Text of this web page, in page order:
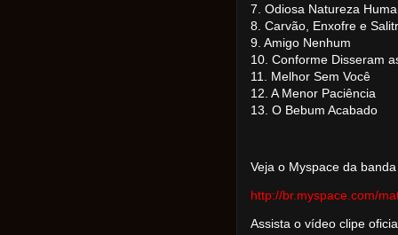
7. Odiosa Natureza
8. Carvão, Enxofre e
9. Amigo Nenhum
10. Conforme Disseram
11. Melhor Sem Você
12. A Menor Paciência
13. O Bebum Acabado
Veja o Myspace da banda
http://br.myspace.com/
Assista o vídeo clipe